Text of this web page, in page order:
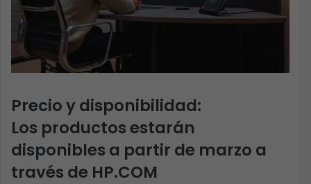
Precio y disponibilidad:
Los productos estarán
disponibles a partir de marzo a
través de HP.COM